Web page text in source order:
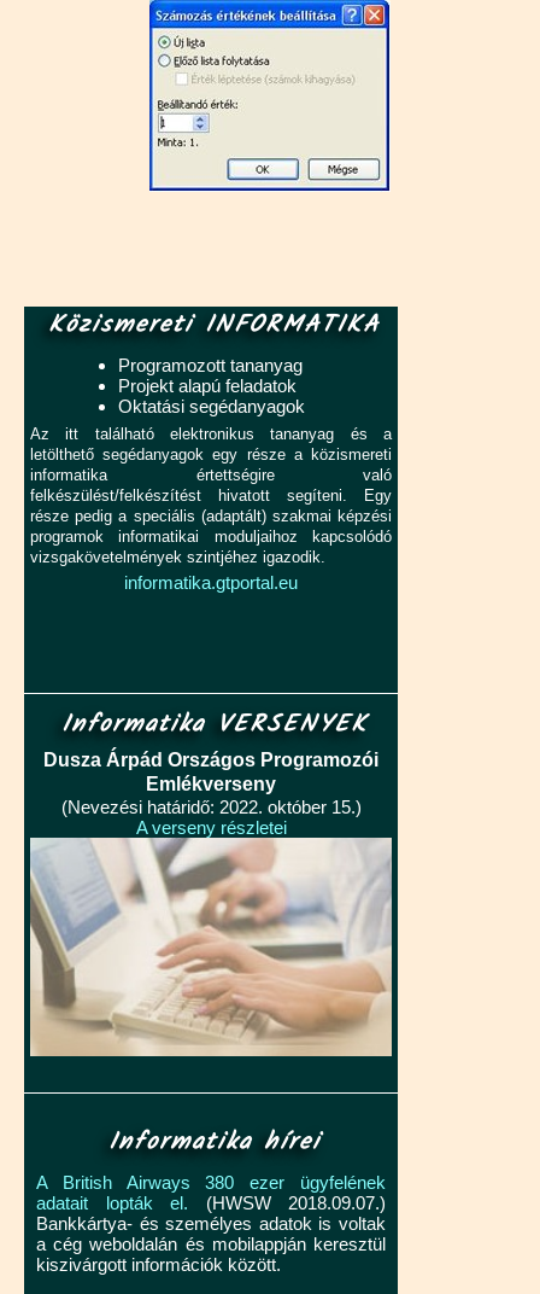
Közismereti INFORMATIKA
Programozott tananyag
Projekt alapú feladatok
Oktatási segédanyagok
Az itt található elektronikus tananyag és a
letölthető segédanyagok egy része a közismereti
informatika értettségire való
felkészülést/felkészítést hivatott segíteni. Egy
része pedig a speciális (adaptált) szakmai képzési
programok informatikai moduljaihoz kapcsolódó
vizsgakövetelmények szintjéhez igazodik.
informatika.gtportal.eu
Informatika VERSENYEK
Dusza Árpád Országos Programozói
Emlékverseny
(Nevezési határidő: 2022. október 15.)
A verseny részletei
Informatika hírei
A British Airways 380 ezer ügyfelének
adatait lopták el. (HWSW 2018.09.07.)
Bankkártya- és személyes adatok is voltak
a cég weboldalán és mobilappján keresztül
kiszivárgott információk között.